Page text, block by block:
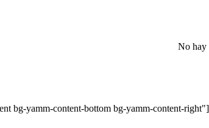
No hay
bg-yamm-content-bottom bg-yamm-content-